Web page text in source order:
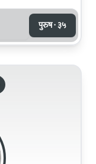
पुरुष · ३५